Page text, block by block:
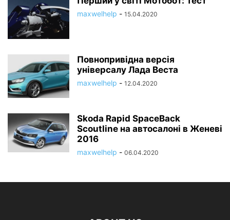
maxwelhelp - 15.04.2020
Повнопривідна версія
універсалу Лада Веста
maxwelhelp - 12.04.2020
Skoda Rapid SpaceBack
Scoutline на автосалоні в Женеві
2016
maxwelhelp - 06.04.2020